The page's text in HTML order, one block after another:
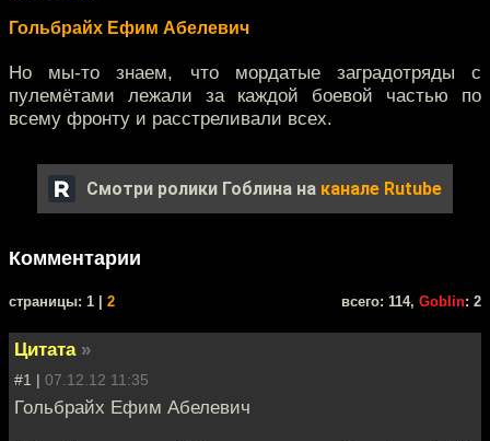
Гольбрайх Ефим Абелевич
Но мы-то знаем, что мордатые заградотряды с
пулемётами лежали за каждой боевой частью по
всему фронту и расстреливали всех.
Смотри ролики Гоблина на канале Rutube
Комментарии
cтраницы: 1 | 2 всего: 114, Goblin: 2
Цитата »
#1 | 07.12.12 11:35
Гольбрайх Ефим Абелевич